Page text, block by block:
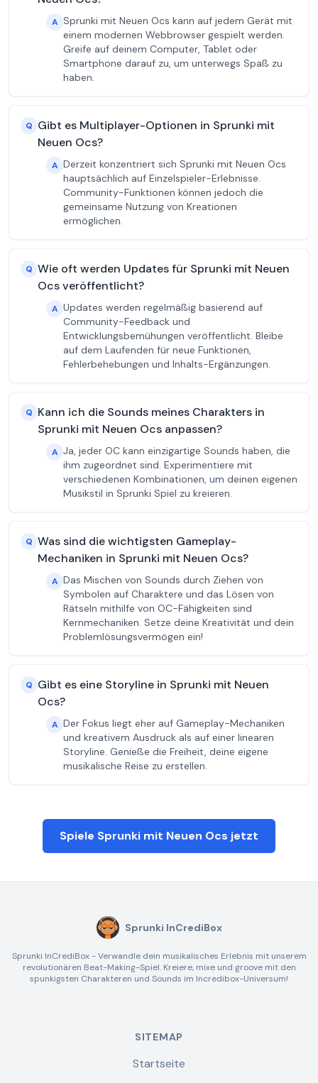
A Sprunki mit Neuen Ocs kann auf jedem Gerät mit
einem modernen Webbrowser gespielt werden.
Greife auf deinem Computer, Tablet oder
Smartphone darauf zu, um unterwegs Spaß zu
haben.
Q Gibt es Multiplayer-Optionen in Sprunki mit
Neuen Ocs?
A Derzeit konzentriert sich Sprunki mit Neuen Ocs
hauptsächlich auf Einzelspieler-Erlebnisse.
Community-Funktionen können jedoch die
gemeinsame Nutzung von Kreationen
ermöglichen.
Q Wie oft werden Updates für Sprunki mit Neuen
Ocs veröffentlicht?
A Updates werden regelmäßig basierend auf
Community-Feedback und
Entwicklungsbemühungen veröffentlicht. Bleibe
auf dem Laufenden für neue Funktionen,
Fehlerbehebungen und Inhalts-Ergänzungen.
Q Kann ich die Sounds meines Charakters in
Sprunki mit Neuen Ocs anpassen?
A Ja, jeder OC kann einzigartige Sounds haben, die
ihm zugeordnet sind. Experimentiere mit
verschiedenen Kombinationen, um deinen eigenen
Musikstil in Sprunki Spiel zu kreieren.
Q Was sind die wichtigsten Gameplay-
Mechaniken in Sprunki mit Neuen Ocs?
A Das Mischen von Sounds durch Ziehen von
Symbolen auf Charaktere und das Lösen von
Rätseln mithilfe von OC-Fähigkeiten sind
Kernmechaniken. Setze deine Kreativität und dein
Problemlösungsvermögen ein!
Q Gibt es eine Storyline in Sprunki mit Neuen
Ocs?
A Der Fokus liegt eher auf Gameplay-Mechaniken
und kreativem Ausdruck als auf einer linearen
Storyline. Genieße die Freiheit, deine eigene
musikalische Reise zu erstellen.
Spiele Sprunki mit Neuen Ocs jetzt
Sprunki InCrediBox
Sprunki InCrediBox - Verwandle dein musikalisches Erlebnis mit unserem
revolutionären Beat-Making-Spiel. Kreiere, mixe und groove mit den
spunkigsten Charakteren und Sounds im Incredibox-Universum!
SITEMAP
Startseite